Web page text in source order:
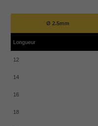
Ø 2.5mm
Longueur
12
14
16
18